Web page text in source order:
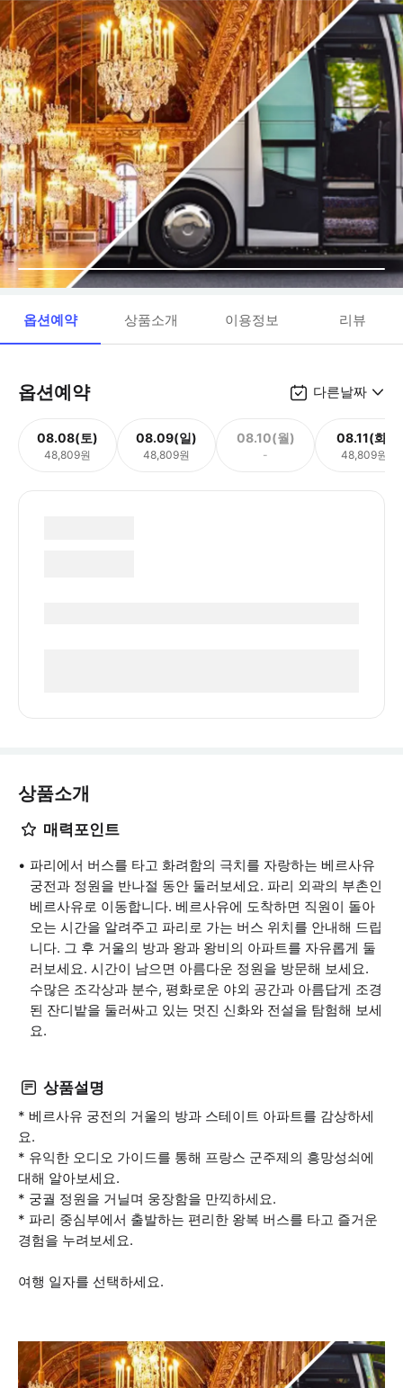
옵션예약 상품소개 이용정보 리뷰
옵션예약 다른날짜
08.08(토)
48,809원
08.09(일)
48,809원
08.10(월)
-
08.11(화)
48,809원
상품소개
매력포인트
파리에서 버스를 타고 화려함의 극치를 자랑하는 베르사유
궁전과 정원을 반나절 동안 둘러보세요. 파리 외곽의 부촌인
베르사유로 이동합니다. 베르사유에 도착하면 직원이 돌아
오는 시간을 알려주고 파리로 가는 버스 위치를 안내해 드립
니다. 그 후 거울의 방과 왕과 왕비의 아파트를 자유롭게 둘
러보세요. 시간이 남으면 아름다운 정원을 방문해 보세요.
수많은 조각상과 분수, 평화로운 야외 공간과 아름답게 조경
된 잔디밭을 둘러싸고 있는 멋진 신화와 전설을 탐험해 보세
요.
상품설명
* 베르사유 궁전의 거울의 방과 스테이트 아파트를 감상하세
요.
* 유익한 오디오 가이드를 통해 프랑스 군주제의 흥망성쇠에
대해 알아보세요.
* 궁궐 정원을 거닐며 웅장함을 만끽하세요.
* 파리 중심부에서 출발하는 편리한 왕복 버스를 타고 즐거운
경험을 누려보세요.
여행 일자를 선택하세요.